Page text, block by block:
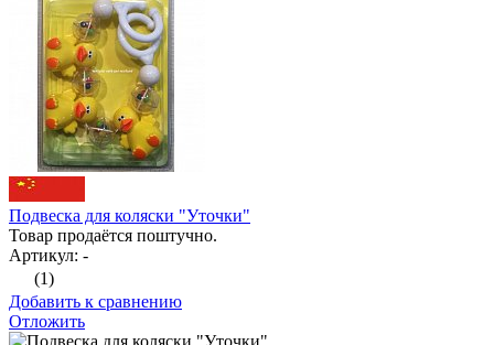
Подвеска для коляски "Уточки"
Товар продаётся поштучно.
Артикул: -
(1)
Добавить к сравнению
Отложить